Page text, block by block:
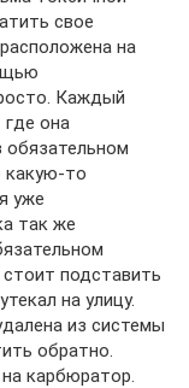
свое
на
Каждый
она
обязательном
какую-то
уже
так же
подставить
на улицу.
из системы
обратно.
карбюратор.